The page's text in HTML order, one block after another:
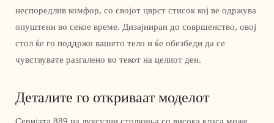
неспоредлив комфор, со својот цврст стисок кој ве одржува
опуштени во секое време. Дизајниран до совршенство, овој
стол ќе го поддржи вашето тело и ќе обезбеди да се
чувствувате разгалено во текот на целиот ден.
Деталите го откриваат моделот